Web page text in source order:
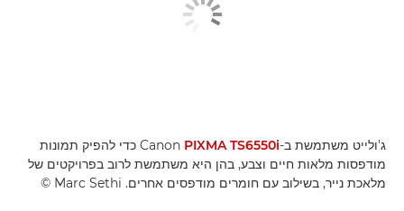
ג'ולייט משתמשת ב-CanonPIXMA TS6550i
כדי להפיק תמונות
מודפסות מלאות חיים וצבע, בהן היא משתמשת לרוב בפרויקטים של
מלאכת נייר, בשילוב עם חומרים מודפסים אחרים. ‎© Marc Sethi